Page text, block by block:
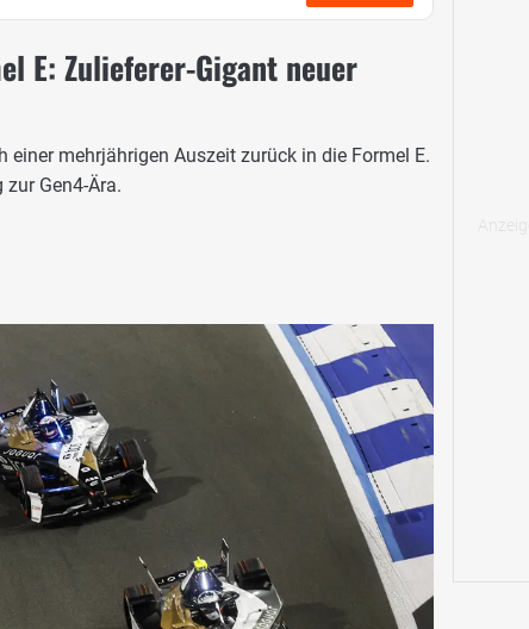
E: Zulieferer-Gigant neuer
mehrjährigen Auszeit zurück in die Formel E.
Gen4-Ära.